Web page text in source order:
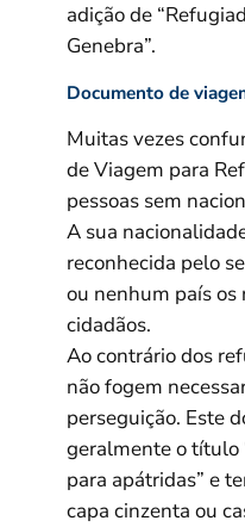
adição de
Genebra”.
Documento de
Muitas vezes
de Viagem para
pessoas sem
A sua
reconhecida pelo
ou nenhum país os
cidadãos.
Ao contrário dos
não fogem
perseguição. Este
geralmente o título
para apátridas” e
capa cinzenta ou